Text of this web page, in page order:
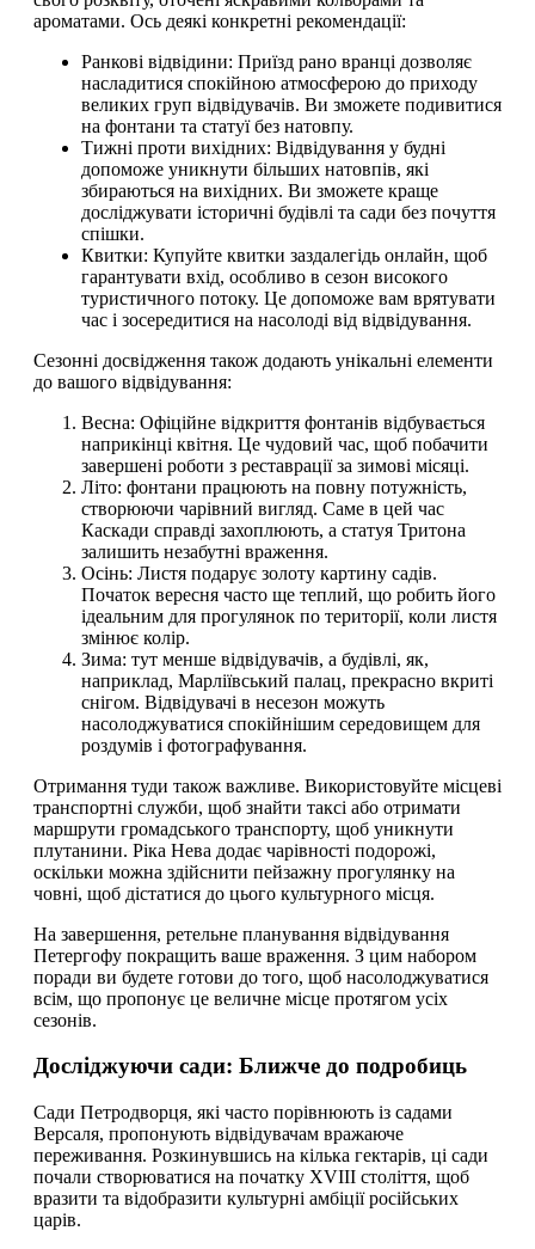
ароматами. Ось деякі конкретні рекомендації:
Ранкові відвідини: Приїзд рано вранці дозволяє
насладитися спокійною атмосферою до приходу
великих груп відвідувачів. Ви зможете подивитися
на фонтани та статуї без натовпу.
Тижні проти вихідних: Відвідування у будні
допоможе уникнути більших натовпів, які
збираються на вихідних. Ви зможете краще
досліджувати історичні будівлі та сади без почуття
спішки.
Квитки: Купуйте квитки заздалегідь онлайн, щоб
гарантувати вхід, особливо в сезон високого
туристичного потоку. Це допоможе вам врятувати
час і зосередитися на насолоді від відвідування.
Сезонні досвідження також додають унікальні елементи
до вашого відвідування:
Весна: Офіційне відкриття фонтанів відбувається
наприкінці квітня. Це чудовий час, щоб побачити
завершені роботи з реставрації за зимові місяці.
Літо: фонтани працюють на повну потужність,
створюючи чарівний вигляд. Саме в цей час
Каскади справді захоплюють, а статуя Тритона
залишить незабутні враження.
Осінь: Листя подарує золоту картину садів.
Початок вересня часто ще теплий, що робить його
ідеальним для прогулянок по території, коли листя
змінює колір.
Зима: тут менше відвідувачів, а будівлі, як,
наприклад, Марліївський палац, прекрасно вкриті
снігом. Відвідувачі в несезон можуть
насолоджуватися спокійнішим середовищем для
роздумів і фотографування.
Отримання туди також важливе. Використовуйте місцеві
транспортні служби, щоб знайти таксі або отримати
маршрути громадського транспорту, щоб уникнути
плутанини. Ріка Нева додає чарівності подорожі,
оскільки можна здійснити пейзажну прогулянку на
човні, щоб дістатися до цього культурного місця.
На завершення, ретельне планування відвідування
Петергофу покращить ваше враження. З цим набором
поради ви будете готови до того, щоб насолоджуватися
всім, що пропонує це величне місце протягом усіх
сезонів.
Досліджуючи сади: Ближче до подробиць
Сади Петродворця, які часто порівнюють із садами
Версаля, пропонують відвідувачам вражаюче
переживання. Розкинувшись на кілька гектарів, ці сади
почали створюватися на початку XVIII століття, щоб
вразити та відобразити культурні амбіції російських
царів.